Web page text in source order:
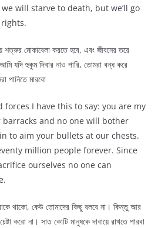
will starve to death, but we’ll go
শত্রুর মোকাবেলা করতে হবে, এবং জীবনের তরে
যদি হুকুম দিবার নাও পারি, তোমরা বন্ধ করে
পানিতে মারবো
forces I have this to say: you are my
and no one will bother
to aim your bullets at our chests.
million people forever. Since
ourselves no one can
থাকো, কেউ তোমাদের কিছু বলবে না। কিন্তু আর
করো না। সাত কোটি মানুষকে দাবায়ে রাখতে পারবা